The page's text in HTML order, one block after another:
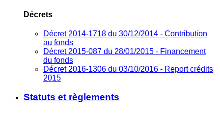
Décrets
Décret 2014-1718 du 30/12/2014 - Contribution
au fonds
Décret 2015-087 du 28/01/2015 - Financement
du fonds
Décret 2016-1306 du 03/10/2016 - Report crédits
2015
Statuts et règlements